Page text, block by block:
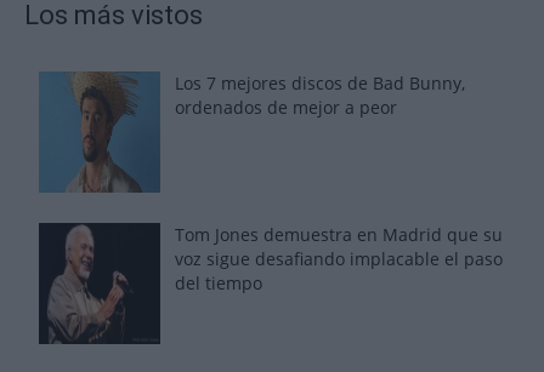
Los más vistos
Los 7 mejores discos de Bad Bunny,
ordenados de mejor a peor
Tom Jones demuestra en Madrid que su
voz sigue desafiando implacable el paso
del tiempo